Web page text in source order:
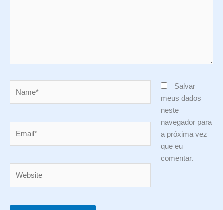
Salvar
meus dados
neste
navegador para
a próxima vez
que eu
comentar.